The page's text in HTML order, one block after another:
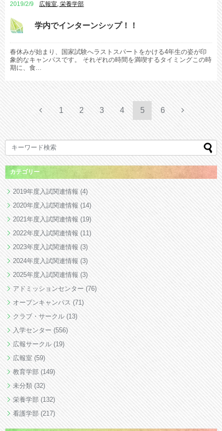
2019/2/9 広報室,栄養学部
学内でインターンシップ！！
春休みが始まり、国家試験へラストスパートをかける4年生の姿が印
象的なキャンパスです。 それぞれの時間を満喫するタイミングこの時
期に、食...
1 2 3 4 5 6
カテゴリー
2019年度入試関連情報 (4)
2020年度入試関連情報 (14)
2021年度入試関連情報 (19)
2022年度入試関連情報 (11)
2023年度入試関連情報 (3)
2024年度入試関連情報 (3)
2025年度入試関連情報 (3)
アドミッションセンター (76)
オープンキャンパス (71)
クラブ・サークル (13)
入学センター (556)
広報サークル (19)
広報室 (59)
教育学部 (149)
未分類 (32)
栄養学部 (132)
看護学部 (217)